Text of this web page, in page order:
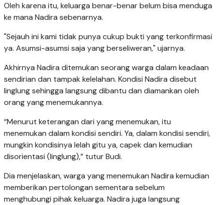
Oleh karena itu, keluarga benar-benar belum bisa menduga
ke mana Nadira sebenarnya.
"Sejauh ini kami tidak punya cukup bukti yang terkonfirmasi
ya. Asumsi-asumsi saja yang berseliweran," ujarnya.
Akhirnya Nadira ditemukan seorang warga dalam keadaan
sendirian dan tampak kelelahan. Kondisi Nadira disebut
linglung sehingga langsung dibantu dan diamankan oleh
orang yang menemukannya.
“Menurut keterangan dari yang menemukan, itu
menemukan dalam kondisi sendiri. Ya, dalam kondisi sendiri,
mungkin kondisinya lelah gitu ya, capek dan kemudian
disorientasi (linglung),” tutur Budi.
Dia menjelaskan, warga yang menemukan Nadira kemudian
memberikan pertolongan sementara sebelum
menghubungi pihak keluarga. Nadira juga langsung